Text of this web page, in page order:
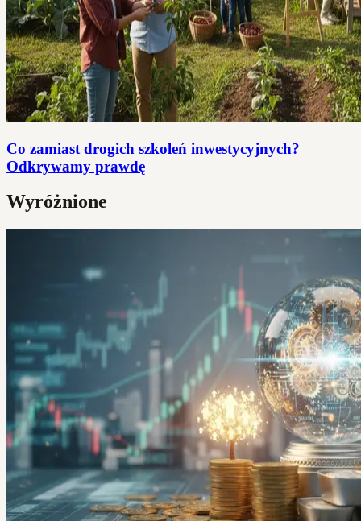
Co zamiast drogich szkoleń inwestycyjnych?
Odkrywamy prawdę
Wyróżnione